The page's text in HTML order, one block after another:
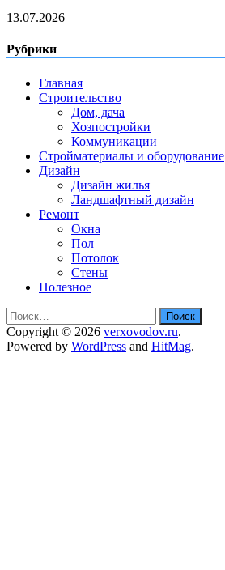
13.07.2026
Рубрики
Главная
Строительство
Дом, дача
Хозпостройки
Коммуникации
Стройматериалы и оборудование
Дизайн
Дизайн жилья
Ландшафтный дизайн
Ремонт
Окна
Пол
Потолок
Стены
Полезное
Найти:
Copyright © 2026 verxovodov.ru.
Powered by WordPress and HitMag.